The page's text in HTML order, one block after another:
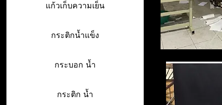
แก้วเก็บความเย็น
กระติกน้ำแข็ง
กระบอก น้ำ
กระติก น้ำ